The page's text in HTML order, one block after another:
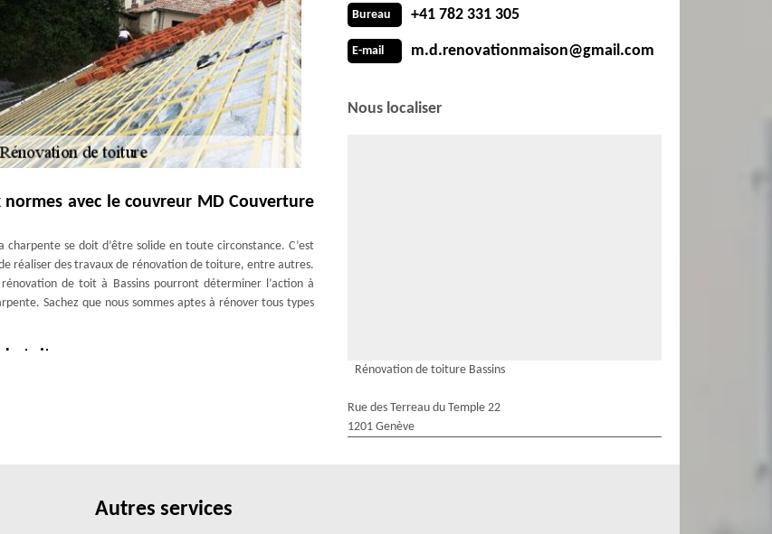
avec le couvreur MD Couverture
se doit d’être solide en toute circonstance. C’est
réaliser des travaux de rénovation de toiture, entre autres.
de toit à Bassins pourront déterminer l’action à
Sachez que nous sommes aptes à rénover tous types
toiture
Bureau +41 782 331 305
E-mail m.d.renovationmaison@gmail.com
Nous localiser
Rénovation de toiture Bassins
Rue des Terreau du Temple 22
1201 Genève
Autres services